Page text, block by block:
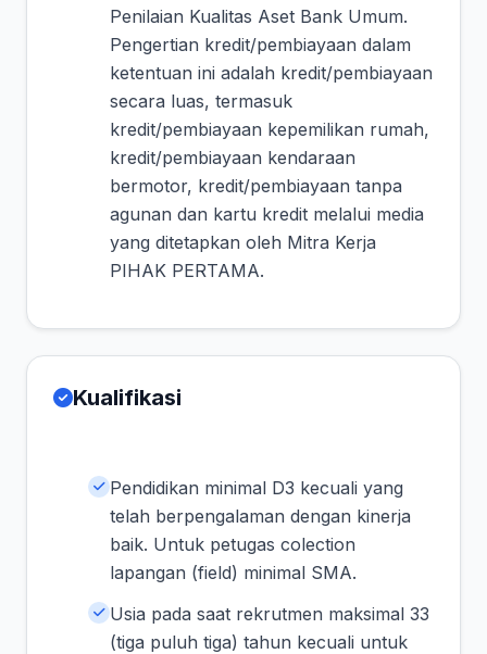
Penilaian Kualitas Aset Bank Umum.
Pengertian kredit/pembiayaan dalam
ketentuan ini adalah kredit/pembiayaan
secara luas, termasuk
kredit/pembiayaan kepemilikan rumah,
kredit/pembiayaan kendaraan
bermotor, kredit/pembiayaan tanpa
agunan dan kartu kredit melalui media
yang ditetapkan oleh Mitra Kerja
PIHAK PERTAMA.
Kualifikasi
Pendidikan minimal D3 kecuali yang
telah berpengalaman dengan kinerja
baik. Untuk petugas colection
lapangan (field) minimal SMA.
Usia pada saat rekrutmen maksimal 33
(tiga puluh tiga) tahun kecuali untuk